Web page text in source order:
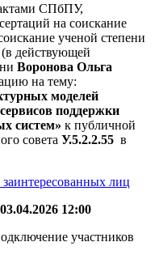
СПбПУ,
на соискание
ученой степени
действующей
Воронова Ольга
на тему:
моделей
поддержки
систем» к публичной
совета У.5.2.2.55 в
лиц
03.04.2026 12:00
участников